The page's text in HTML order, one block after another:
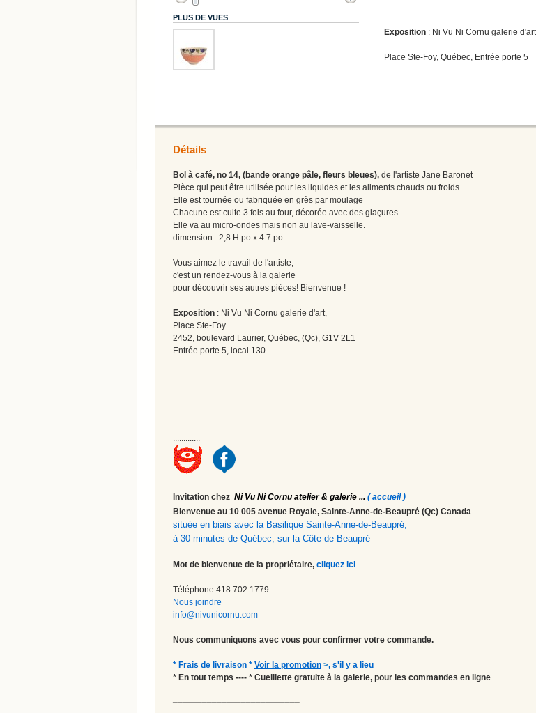
Exposition : Ni Vu Ni Cornu galerie
Place Ste-Foy, Québec, Entrée porte 5
PLUS DE VUES
Détails
Bol à café, no 14, (bande orange pâle, fleurs bleues), de l'artiste Jane Baronet
Pièce qui peut être utilisée pour les liquides et les aliments chauds ou froids
Elle est tournée ou fabriquée en grès par moulage
Chacune est cuite 3 fois au four, décorée avec des glaçures
Elle va au micro-ondes mais non au lave-vaisselle.
dimension : 2,8 H po x 4.7 po
Vous aimez le travail de l'artiste,
c'est un rendez-vous à la galerie
pour découvrir ses autres pièces! Bienvenue !
Exposition : Ni Vu Ni Cornu galerie d'art,
Place Ste-Foy
2452, boulevard Laurier, Québec, (Qc), G1V 2L1
Entrée porte 5, local 130
.............
Invitation chez Ni Vu Ni Cornu atelier & galerie ... ( accueil )
Bienvenue au 10 005 avenue Royale, Sainte-Anne-de-Beaupré (Qc) Canada
située en biais avec la Basilique Sainte-Anne-de-Beaupré,
à 30 minutes de Québec, sur la Côte-de-Beaupré
Mot de bienvenue de la propriétaire, cliquez ici
Téléphone 418.702.1779
Nous joindre
info@nivunicornu.com
Nous communiquons avec vous pour confirmer votre commande.
* Frais de livraison * Voir la promotion >, s'il y a lieu
* En tout temps ---- * Cueillette gratuite à la galerie, pour les commandes en ligne